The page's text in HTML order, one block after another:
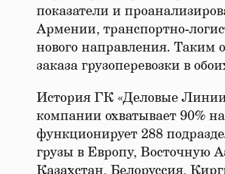
показатели и
Армении, транспортно-
нового направления. Таким
заказа грузоперевозки в
История ГК «Деловые
компании охватывает 90%
функционирует 288
грузы в Европу, Восточную
Казахстан, Белоруссия,